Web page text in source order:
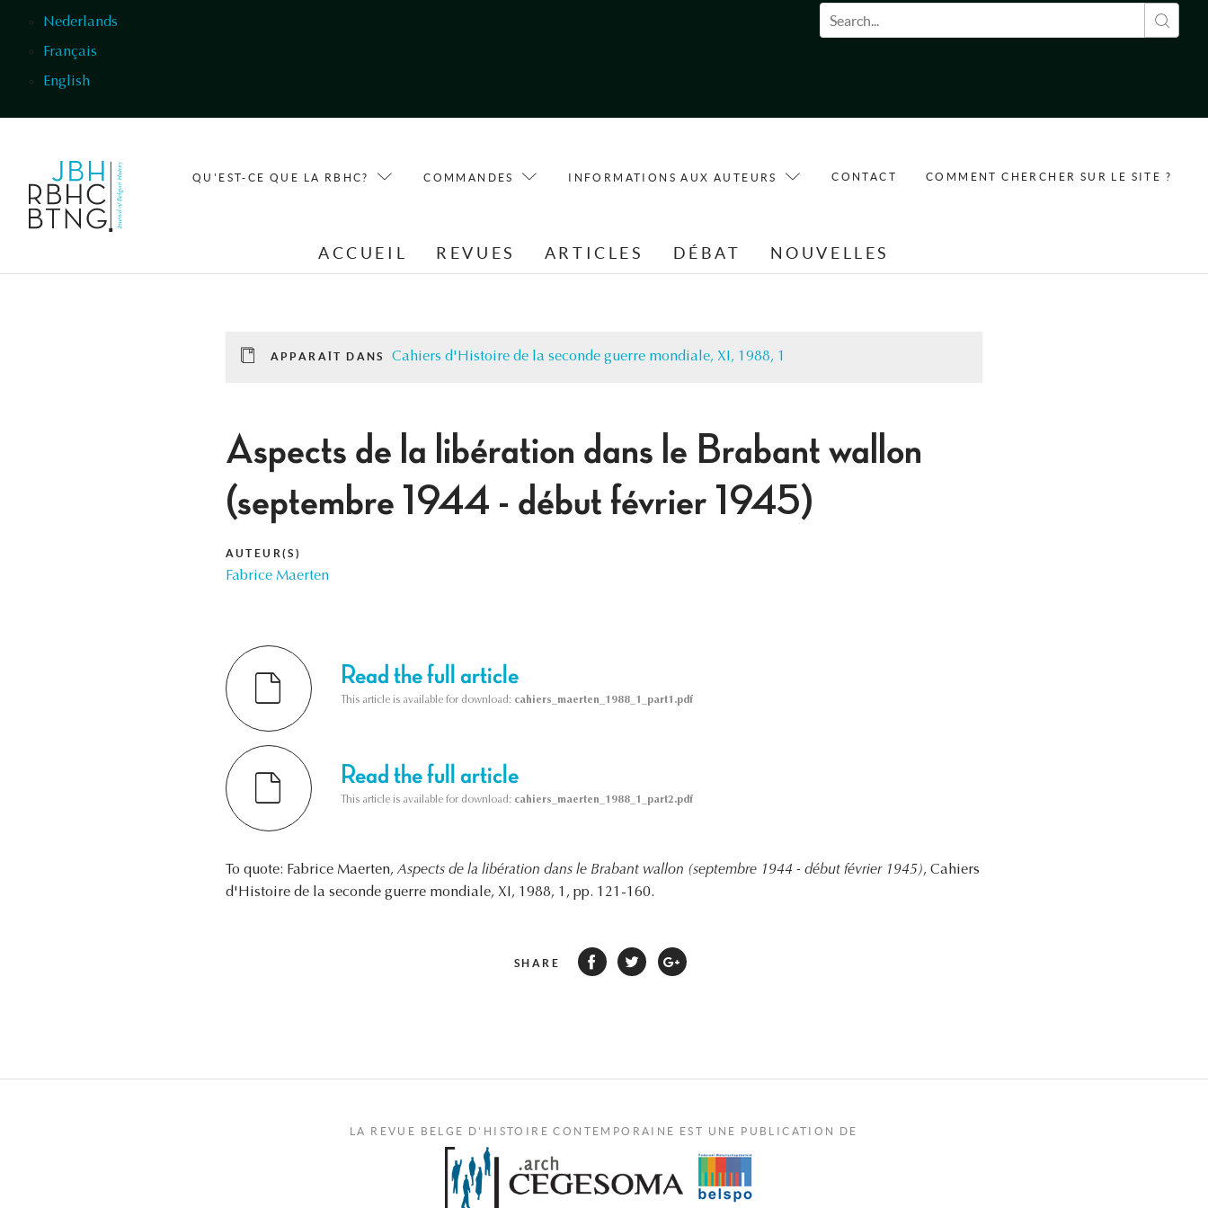
Nederlands
Français
English
Formulaire de recherche
QU'EST-CE QUE LA RBHC? COMMANDES INFORMATIONS AUX AUTEURS CONTACT COMMENT CHERCHER SUR LE SITE ?
ACCUEIL REVUES ARTICLES DÉBAT NOUVELLES
APPARAÎT DANS Cahiers d'Histoire de la seconde guerre mondiale, XI, 1988, 1
Aspects de la libération dans le Brabant wallon
(septembre 1944 - début février 1945)
AUTEUR(S)
Fabrice Maerten
Read the full article
This article is available for download: cahiers_maerten_1988_1_part1.pdf
Read the full article
This article is available for download: cahiers_maerten_1988_1_part2.pdf
To quote: Fabrice Maerten, Aspects de la libération dans le Brabant wallon (septembre 1944 - début février 1945), Cahiers
d'Histoire de la seconde guerre mondiale, XI, 1988, 1, pp. 121-160.
SHARE
LA REVUE BELGE D'HISTOIRE CONTEMPORAINE EST UNE PUBLICATION DE